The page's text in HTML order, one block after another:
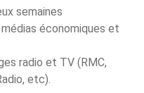
semaines
économiques et
radio et TV (RMC,
etc).